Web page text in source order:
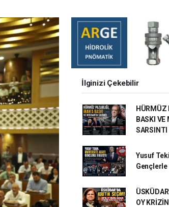
İlginizi Çekebilir
HÜRMÜZ
BASKI VE
SARSINTI
Yusuf
Gençlerle
OY